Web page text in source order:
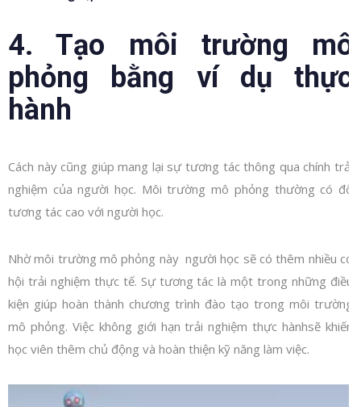
4. Tạo môi trường mô
phỏng bằng ví dụ thực
hành
Cách này cũng giúp mang lại sự tương tác thông qua chính trải
nghiệm của người học. Môi trường mô phỏng thường có độ
tương tác cao với người học.
Nhờ môi trường mô phỏng này người học sẽ có thêm nhiều cơ
hội trải nghiệm thực tế. Sự tương tác là một trong những điều
kiện giúp hoàn thành chương trình đào tạo trong môi trường
mô phỏng. Việc không giới hạn trải nghiệm thực hànhsẽ khiến
học viên thêm chủ động và hoàn thiện kỹ năng làm việc.